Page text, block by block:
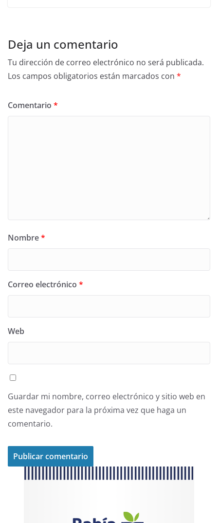
Deja un comentario
Tu dirección de correo electrónico no será publicada.
Los campos obligatorios están marcados con *
Comentario *
Nombre*
Correo electrónico *
Web
Guardar mi nombre, correo electrónico y sitio web en
este navegador para la próxima vez que haga un
comentario.